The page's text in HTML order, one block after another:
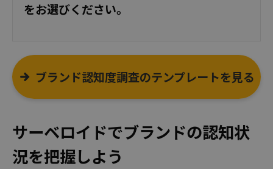
をお選びください。
ブランド認知度調査のテンプレートを見る
サーベロイドでブランドの認知状
況を把握しよう